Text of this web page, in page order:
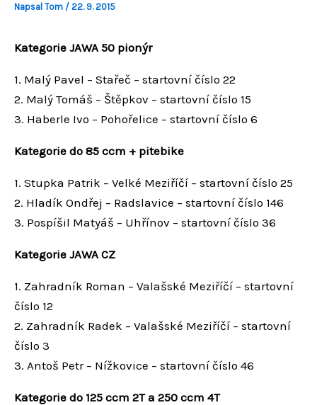
Napsal Tom / 22. 9. 2015
Kategorie JAWA 50 pionýr
1. Malý Pavel – Stařeč – startovní číslo 22
2. Malý Tomáš – Štěpkov – startovní číslo 15
3. Haberle Ivo – Pohořelice – startovní číslo 6
Kategorie do 85 ccm + pitebike
1. Stupka Patrik – Velké Meziříčí – startovní číslo 25
2. Hladík Ondřej – Radslavice – startovní číslo 146
3. Pospíšil Matyáš – Uhřínov – startovní číslo 36
Kategorie JAWA CZ
1. Zahradník Roman – Valašské Meziříčí – startovní
číslo 12
2. Zahradník Radek – Valašské Meziříčí – startovní
číslo 3
3. Antoš Petr – Nížkovice – startovní číslo 46
Kategorie do 125 ccm 2T a 250 ccm 4T